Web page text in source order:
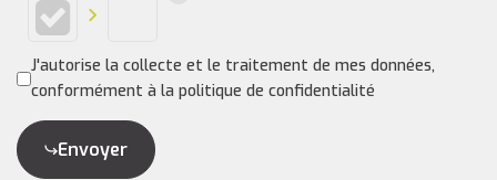
J'autorise la collecte et le traitement de mes données,
conformément à la politique de confidentialité
Envoyer